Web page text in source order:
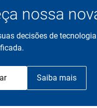
nossa
decisões de
Saiba mais